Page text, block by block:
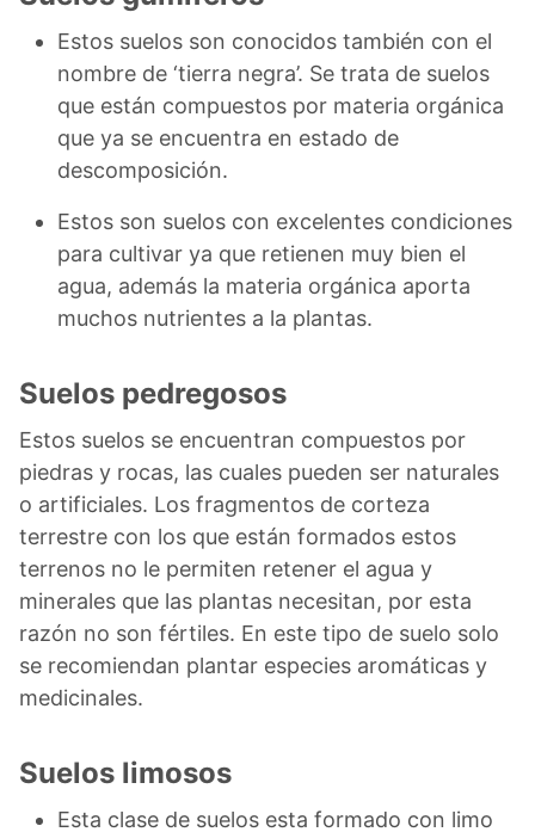
Estos suelos son conocidos también con el
nombre de ‘tierra negra’. Se trata de suelos
que están compuestos por materia orgánica
que ya se encuentra en estado de
descomposición.
Estos son suelos con excelentes condiciones
para cultivar ya que retienen muy bien el
agua, además la materia orgánica aporta
muchos nutrientes a la plantas.
Suelos pedregosos
Estos suelos se encuentran compuestos por
piedras y rocas, las cuales pueden ser naturales
o artificiales. Los fragmentos de corteza
terrestre con los que están formados estos
terrenos no le permiten retener el agua y
minerales que las plantas necesitan, por esta
razón no son fértiles. En este tipo de suelo solo
se recomiendan plantar especies aromáticas y
medicinales.
Suelos limosos
Esta clase de suelos esta formado con limo